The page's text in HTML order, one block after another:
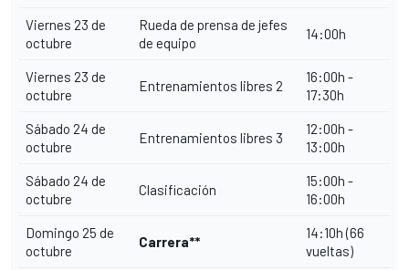
Viernes 23 de
octubre
Rueda de prensa de jefes
de equipo
14:00h
Viernes 23 de
octubre
Entrenamientos libres 2
16:00h -
17:30h
Sábado 24 de
octubre
Entrenamientos libres 3
12:00h -
13:00h
Sábado 24 de
octubre
Clasificación
15:00h -
16:00h
Domingo 25 de
octubre
Carrera**
14:10h (66
vueltas)